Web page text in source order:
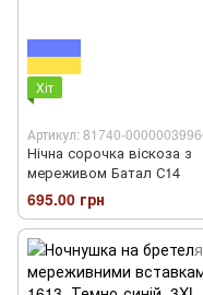
Хіт
Артикул: 81740-
Нічна сорочка віскоза з
мереживом Батал С14
695.00 грн